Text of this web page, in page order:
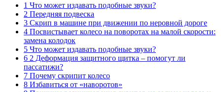
1 Что может издавать подобные звуки?
2 Передняя подвеска
3 Скрип в машине при движении по неровной дороге
4 Посвистывает колесо на поворотах на малой скорости:
замена колодок
5 Что может издавать подобные звуки?
6 2 Деформация защитного щитка – помогут ли
пассатижи?
7 Почему скрипит колесо
8 Избавиться от «наворотов»